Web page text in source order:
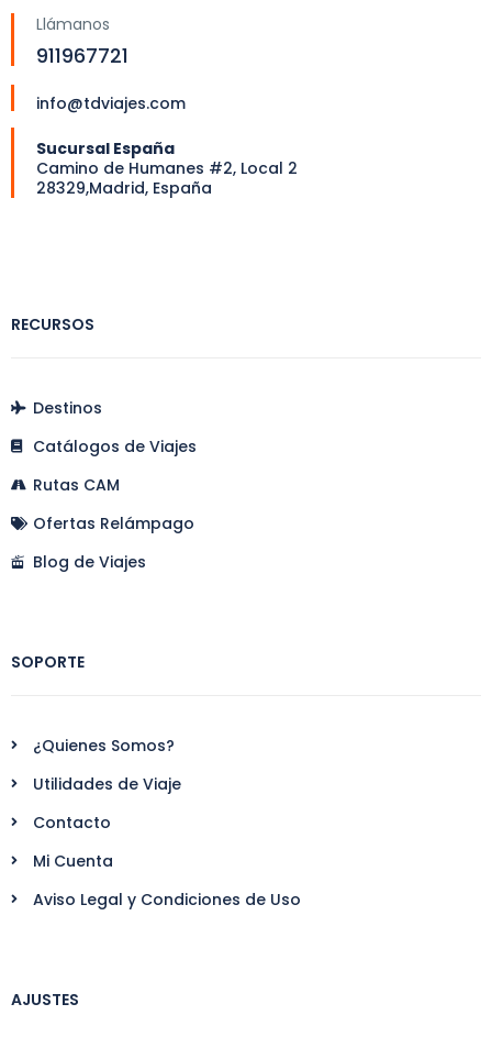
Llámanos
911967721
info@tdviajes.com
Sucursal España
Camino de Humanes #2, Local 2
28329,Madrid, España
RECURSOS
Destinos
Catálogos de Viajes
Rutas CAM
Ofertas Relámpago
Blog de Viajes
SOPORTE
¿Quienes Somos?
Utilidades de Viaje
Contacto
Mi Cuenta
Aviso Legal y Condiciones de Uso
AJUSTES